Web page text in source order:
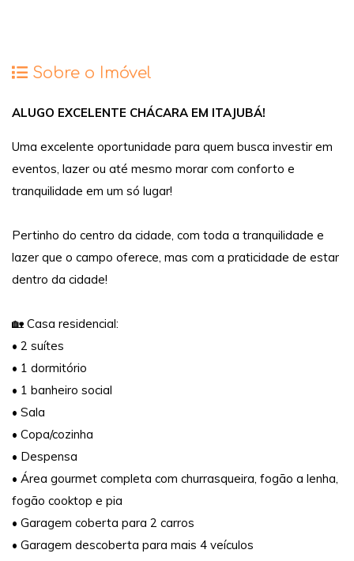
Sobre o Imóvel
ALUGO EXCELENTE CHÁCARA EM ITAJUBÁ!
Uma excelente oportunidade para quem busca investir em
eventos, lazer ou até mesmo morar com conforto e
tranquilidade em um só lugar!
Pertinho do centro da cidade, com toda a tranquilidade e
lazer que o campo oferece, mas com a praticidade de estar
dentro da cidade!
🏡 Casa residencial:
• 2 suítes
• 1 dormitório
• 1 banheiro social
• Sala
• Copa/cozinha
• Despensa
• Área gourmet completa com churrasqueira, fogão a lenha,
fogão cooktop e pia
• Garagem coberta para 2 carros
• Garagem descoberta para mais 4 veículos